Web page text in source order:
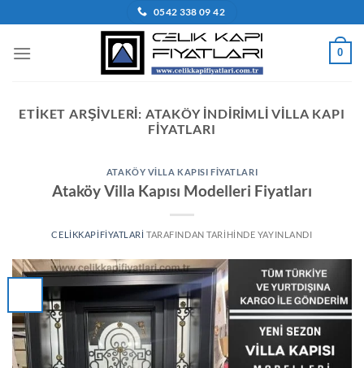
atla
0542 338 09 42
0
ETIKET ARŞIVLERI: ATAKÖY INDIRIMLI VILLA KAPI
FIYATLARI
ATAKÖY VILLA KAPISI FIYATLARI
Ataköy Villa Kapısı Modelleri Fiyatları
CELIKKAPIFIYATLARI TARAFINDAN TARIHINDE YAYINLANDI